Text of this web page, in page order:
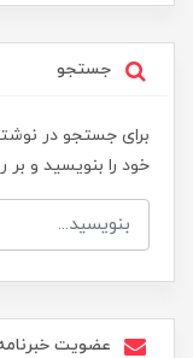
جستجو
برای جستجو در
خود را بنویسید و
عضویت